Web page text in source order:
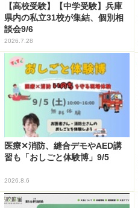
【高校受験】【中学受験】兵庫
県内の私立31校が集結、個別相
談会9/6
2026.7.28
医療✕消防、縫合デモやAED講
習も「おしごと体験博」9/5
2026.8.6